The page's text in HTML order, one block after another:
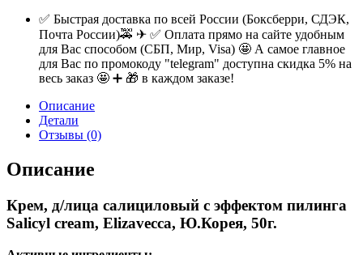
✅ Быстрая доставка по всей России (Боксберри, СДЭК,
Почта России)🚕 ✈ ✅ Оплата прямо на сайте удобным
для Вас способом (СБП, Мир, Visa) 🤩 А самое главное
для Вас по промокоду "telegram" доступна скидка 5% на
весь заказ 🤩 ➕ 🎁 в каждом заказе!
Описание
Детали
Отзывы (0)
Описание
Крем, д/лица салициловый с эффектом пилинга
Salicyl cream, Elizavecca, Ю.Корея, 50г.